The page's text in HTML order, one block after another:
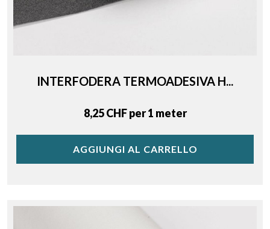
INTERFODERA TERMOADESIVA H...
Price
8,25 CHF per 1 meter
AGGIUNGI AL CARRELLO